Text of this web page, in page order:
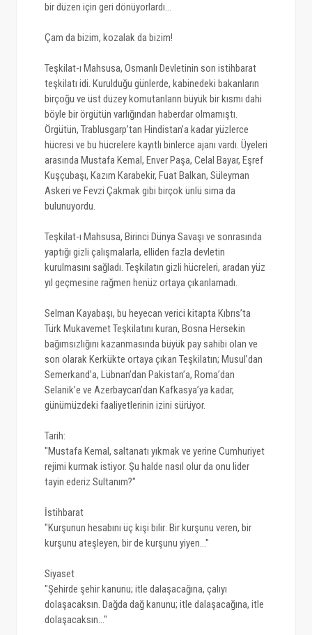
bir düzen için geri dönüyorlardı...
Çam da bizim, kozalak da bizim!
Teşkilat-ı Mahsusa, Osmanlı Devletinin son istihbarat
teşkilatı idi. Kurulduğu günlerde, kabinedeki bakanların
birçoğu ve üst düzey komutanların büyük bir kısmı dahi
böyle bir örgütün varlığından haberdar olmamıştı.
Örgütün, Trablusgarp’tan Hindistan’a kadar yüzlerce
hücresi ve bu hücrelere kayıtlı binlerce ajanı vardı. Üyeleri
arasında Mustafa Kemal, Enver Paşa, Celal Bayar, Eşref
Kuşçubaşı, Kazım Karabekir, Fuat Balkan, Süleyman
Askeri ve Fevzi Çakmak gibi birçok ünlü sima da
bulunuyordu.
Teşkilat-ı Mahsusa, Birinci Dünya Savaşı ve sonrasında
yaptığı gizli çalışmalarla, elliden fazla devletin
kurulmasını sağladı. Teşkilatın gizli hücreleri, aradan yüz
yıl geçmesine rağmen henüz ortaya çıkarılamadı.
Selman Kayabaşı, bu heyecan verici kitapta Kıbrıs’ta
Türk Mukavemet Teşkilatını kuran, Bosna Hersekin
bağımsızlığını kazanmasında büyük pay sahibi olan ve
son olarak Kerkükte ortaya çıkan Teşkilatın; Musul’dan
Semerkand’a, Lübnan’dan Pakistan’a, Roma’dan
Selanik’e ve Azerbaycan’dan Kafkasya’ya kadar,
günümüzdeki faaliyetlerinin izini sürüyor.
Tarih:
"Mustafa Kemal, saltanatı yıkmak ve yerine Cumhuriyet
rejimi kurmak istiyor. Şu halde nasıl olur da onu lider
tayin ederiz Sultanım?"
İstihbarat
"Kurşunun hesabını üç kişi bilir: Bir kurşunu veren, bir
kurşunu ateşleyen, bir de kurşunu yiyen..."
Siyaset
"Şehirde şehir kanunu; itle dalaşacağına, çalıyı
dolaşacaksın. Dağda dağ kanunu; itle dalaşacağına, itle
dolaşacaksın..."